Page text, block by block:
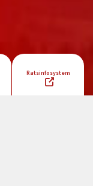
Ratsinfosystem